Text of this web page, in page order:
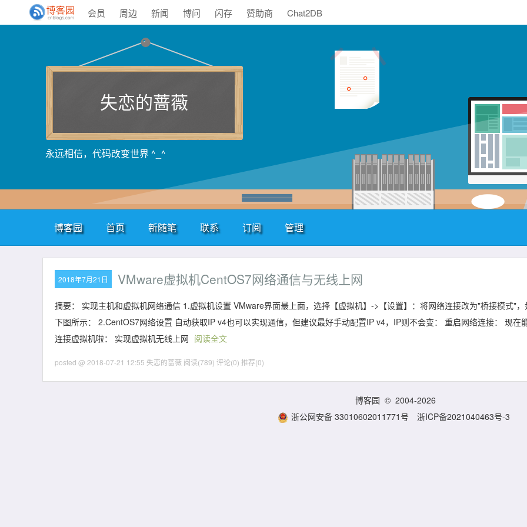
会员 周边 新闻 博问 闪存 赞助商 Chat2DB
失恋的蔷薇
永远相信，代码改变世界 ^_^
博客园 首页 新随笔 联系 订阅 管理
2018年7月21日 VMware虚拟机CentOS7网络通信与无线上网
摘要： 实现主机和虚拟机网络通信 1.虚拟机设置 VMware界面最上面，选择【虚拟机】->【设置】：将网络连接改为"桥接模式"，
下图所示： 2.CentOS7网络设置 自动获取IP v4也可以实现通信，但建议最好手动配置IP v4，IP则不会变： 重启网络连接： 现在
连接虚拟机啦： 实现虚拟机无线上网 阅读全文
posted @ 2018-07-21 12:55 失恋的蔷薇 阅读(789) 评论(0) 推荐(0)
博客园 © 2004-2026
浙公网安备 33010602011771号
浙ICP备2021040463号-3